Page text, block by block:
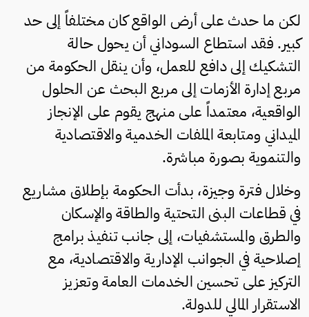
لكن ما حدث على أرض الواقع كان مختلفاً إلى حد
كبير. فقد استطاع السوداني أن يحول حالة
التشكيك إلى دافع للعمل، وأن ينقل الحكومة من
مربع إدارة الأزمات إلى مربع البحث عن الحلول
الواقعية، معتمداً على منهج يقوم على الإنجاز
الميداني ومتابعة الملفات الخدمية والاقتصادية
والتنموية بصورة مباشرة.
وخلال فترة وجيزة، بدأت الحكومة بإطلاق مشاريع
في قطاعات البنى التحتية والطاقة والإسكان
والطرق والمستشفيات، إلى جانب تنفيذ برامج
إصلاحية في الجوانب الإدارية والاقتصادية، مع
التركيز على تحسين الخدمات العامة وتعزيز
الاستقرار المالي للدولة.